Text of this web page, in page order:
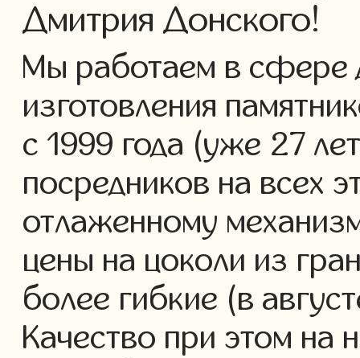
Дмитрия Донского!
Мы работаем в сфере
изготовления
с 1999 года (уже 27
посредников на всех
отлаженному
цены на цоколи из
более гибкие (в
Качество при этом на